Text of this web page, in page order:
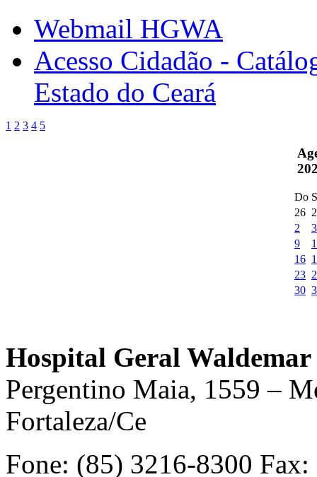
Webmail HGWA
Acesso Cidadão -
Estado do Ceará
1 2 3 4 5
Do
26
2
3
9
16
23
30
Hospital Geral
Pergentino Maia, 1559 –
Fortaleza/Ce
Fone: (85) 3216-8300